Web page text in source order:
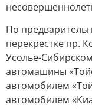
По
перекрестке пр.
Усолье-
автомашины
автомобилем
автомобилем